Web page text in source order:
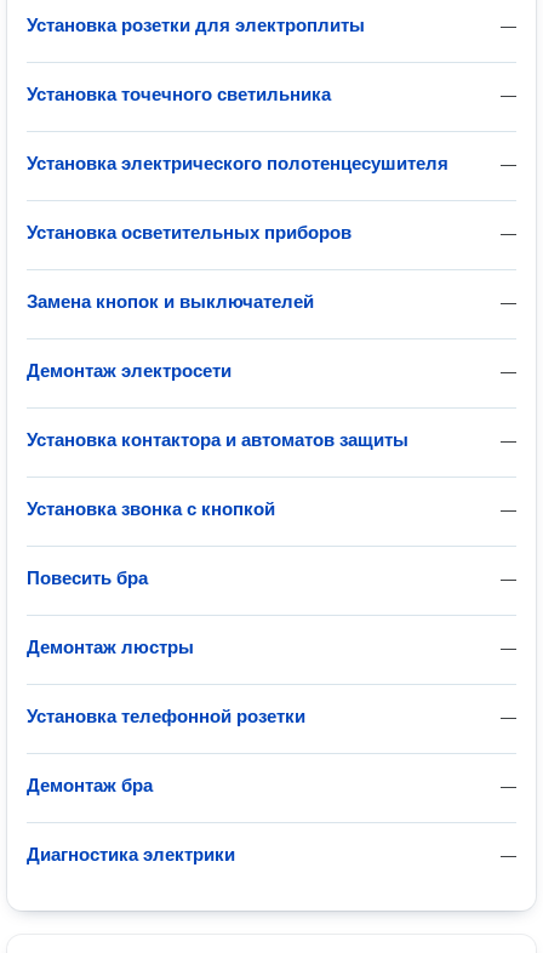
—
Установка розетки для электроплиты
—
Установка точечного светильника
—
Установка электрического полотенцесушителя
—
Установка осветительных приборов
—
Замена кнопок и выключателей
—
Демонтаж электросети
—
Установка контактора и автоматов защиты
—
Установка звонка с кнопкой
—
Повесить бра
—
Демонтаж люстры
—
Установка телефонной розетки
—
Демонтаж бра
—
Диагностика электрики